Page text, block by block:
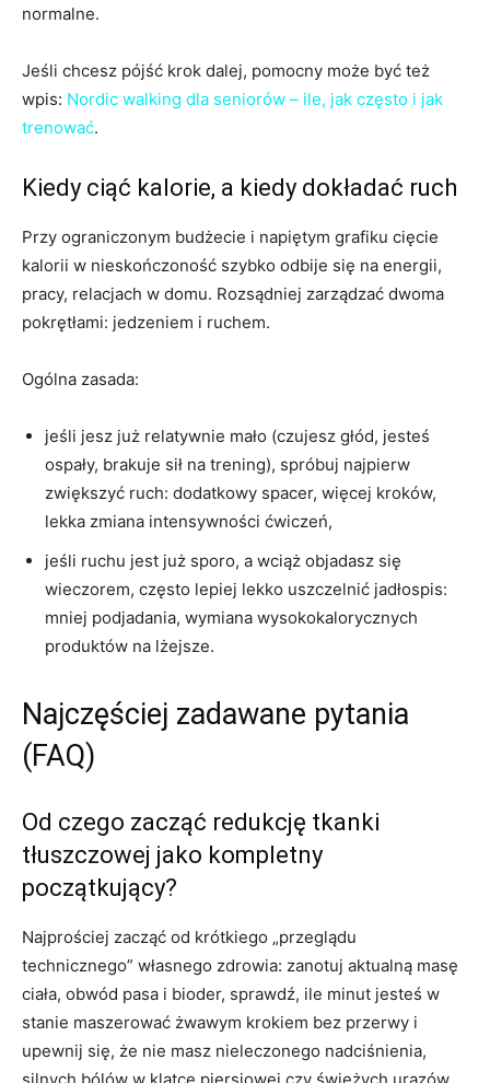
normalne.
Jeśli chcesz pójść krok dalej, pomocny może być też
wpis: Nordic walking dla seniorów – ile, jak często i jak
trenować.
Kiedy ciąć kalorie, a kiedy dokładać ruch
Przy ograniczonym budżecie i napiętym grafiku cięcie
kalorii w nieskończoność szybko odbije się na energii,
pracy, relacjach w domu. Rozsądniej zarządzać dwoma
pokrętłami: jedzeniem i ruchem.
Ogólna zasada:
jeśli jesz już relatywnie mało (czujesz głód, jesteś
ospały, brakuje sił na trening), spróbuj najpierw
zwiększyć ruch: dodatkowy spacer, więcej kroków,
lekka zmiana intensywności ćwiczeń,
jeśli ruchu jest już sporo, a wciąż objadasz się
wieczorem, często lepiej lekko uszczelnić jadłospis:
mniej podjadania, wymiana wysokokalorycznych
produktów na lżejsze.
Najczęściej zadawane pytania
(FAQ)
Od czego zacząć redukcję tkanki
tłuszczowej jako kompletny
początkujący?
Najprościej zacząć od krótkiego „przeglądu
technicznego” własnego zdrowia: zanotuj aktualną masę
ciała, obwód pasa i bioder, sprawdź, ile minut jesteś w
stanie maszerować żwawym krokiem bez przerwy i
upewnij się, że nie masz nieleczonego nadciśnienia,